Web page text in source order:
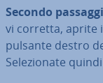
Secondo
vi corretta, aprite
pulsante destro
Se­le­zio­na­te